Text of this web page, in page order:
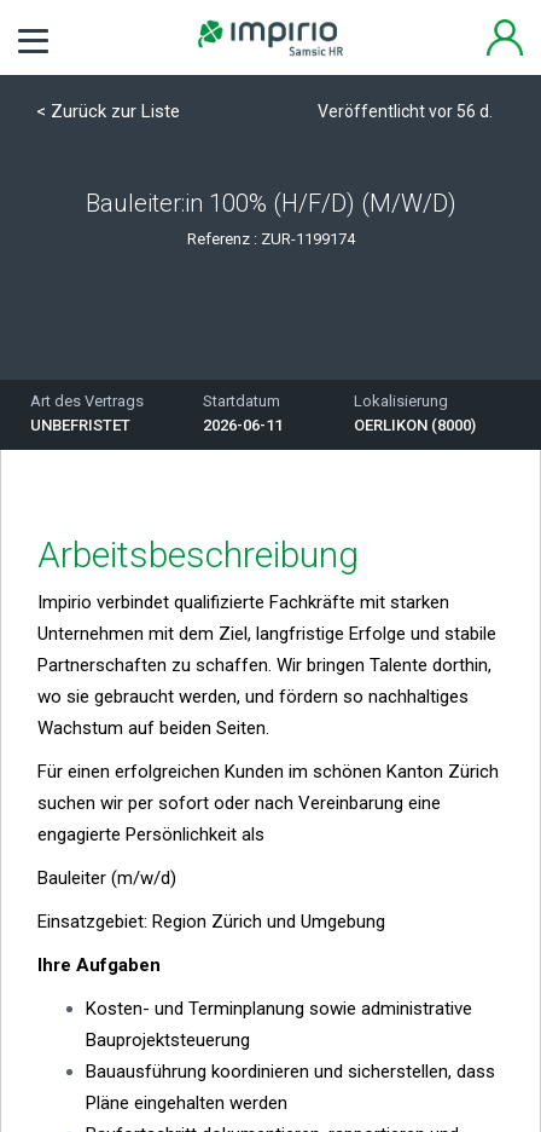
Veröffentlicht vor 56 d.
< Zurück zur Liste
Bauleiter:in 100% (H/F/D) (M/W/D)
Referenz : ZUR-1199174
Art des Vertrags
UNBEFRISTET
Startdatum
2026-06-11
Lokalisierung
OERLIKON (8000)
Arbeitsbeschreibung
Impirio verbindet qualifizierte Fachkräfte mit starken
Unternehmen mit dem Ziel, langfristige Erfolge und stabile
Partnerschaften zu schaffen. Wir bringen Talente dorthin,
wo sie gebraucht werden, und fördern so nachhaltiges
Wachstum auf beiden Seiten.
Für einen erfolgreichen Kunden im schönen Kanton Zürich
suchen wir per sofort oder nach Vereinbarung eine
engagierte Persönlichkeit als
Bauleiter (m/w/d)
Einsatzgebiet: Region Zürich und Umgebung
Ihre Aufgaben
Kosten- und Terminplanung sowie administrative
Bauprojektsteuerung
Bauausführung koordinieren und sicherstellen, dass
Pläne eingehalten werden